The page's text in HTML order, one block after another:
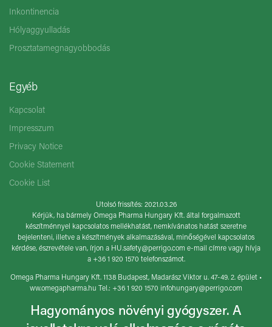
Inkontinencia
Hólyaggyulladás
Prosztatamegnagyobbodás
Egyéb
Kapcsolat
Impresszum
Privacy Notice
Cookie Statement
Cookie List
Utolsó frissítés: 2021.03.26
Kérjük, ha bármely Omega Pharma Hungary Kft. által forgalmazott
készítménnyel kapcsolatos mellékhatást, nemkívánatos hatást szeretne
bejelenteni, illetve a készítmények alkalmazásával, minőségével kapcsolatos
kérdése, észrevétele van, írjon a HU.safety@perrigo.com e-mail címre vagy hívja
a +36 1 920 1570 telefonszámot.
Omega Pharma Hungary Kft. 1138 Budapest, Madarász Viktor u. 47-49. 2. épület •
ww.omegapharma.hu Tel.: +36 1 920 1570 infohungary@perrigo.com
Hagyományos növényi gyógyszer. A